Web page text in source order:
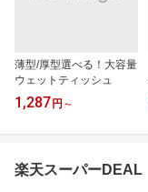
薄型/厚型選べる！大容量
ウェットティッシュ
1,287 円 ～
楽天スーパーDEAL